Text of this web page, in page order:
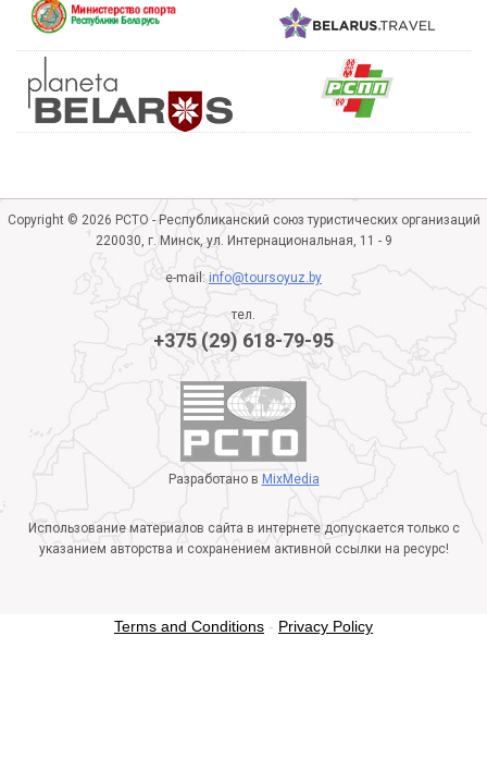
Copyright © 2026 РСТО - Республиканский союз туристических организаций
220030, г. Минск, ул. Интернациональная, 11 - 9
e-mail:info@toursoyuz.by
тел.
+375 (29) 618-79-95
Разработано в MixMedia
Использование материалов сайта в интернете допускается только с
указанием авторства и сохранением активной ссылки на ресурс!
Terms and Conditions - Privacy Policy